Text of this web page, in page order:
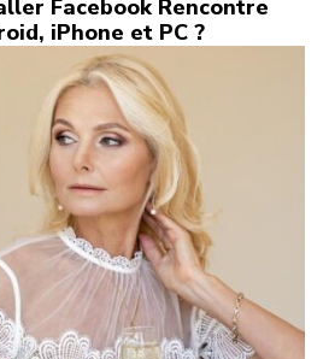
Facebook Rencontre
iPhone et PC ?